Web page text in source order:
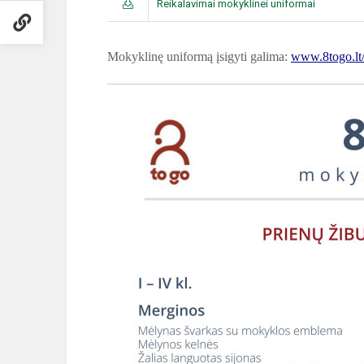
Reikalavimai mokyklinei uniformai
Mokyklinę uniformą įsigyti galima: www.8togo.lt/